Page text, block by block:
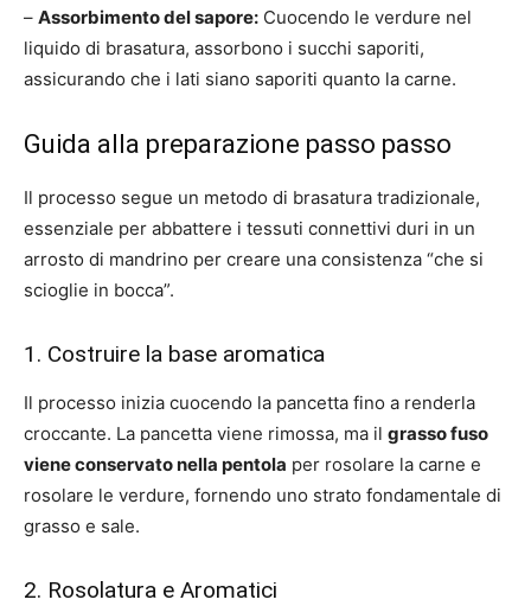
– Assorbimento del sapore: Cuocendo le verdure nel
liquido di brasatura, assorbono i succhi saporiti,
assicurando che i lati siano saporiti quanto la carne.
Guida alla preparazione passo passo
Il processo segue un metodo di brasatura tradizionale,
essenziale per abbattere i tessuti connettivi duri in un
arrosto di mandrino per creare una consistenza “che si
scioglie in bocca”.
1. Costruire la base aromatica
Il processo inizia cuocendo la pancetta fino a renderla
croccante. La pancetta viene rimossa, ma il grasso fuso
viene conservato nella pentola per rosolare la carne e
rosolare le verdure, fornendo uno strato fondamentale di
grasso e sale.
2. Rosolatura e Aromatici